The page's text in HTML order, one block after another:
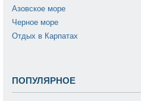
Азовское море
Черное море
Отдых в Карпатах
ПОПУЛЯРНОЕ